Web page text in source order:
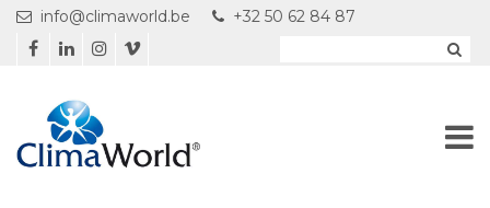
Overslaan en naar de inhoud gaan
info@climaworld.be +32 50 62 84 87